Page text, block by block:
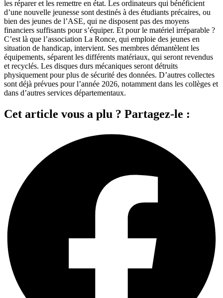
les réparer et les remettre en état. Les ordinateurs qui bénéficient
d’une nouvelle jeunesse sont destinés à des étudiants précaires, ou
bien des jeunes de l’ASE, qui ne disposent pas des moyens
financiers suffisants pour s’équiper. Et pour le matériel irréparable ?
C’est là que l’association La Ronce, qui emploie des jeunes en
situation de handicap, intervient. Ses membres démantèlent les
équipements, séparent les différents matériaux, qui seront revendus
et recyclés. Les disques durs mécaniques seront détruits
physiquement pour plus de sécurité des données. D’autres collectes
sont déjà prévues pour l’année 2026, notamment dans les collèges et
dans d’autres services départementaux.
Cet article vous a plu ? Partagez-le :